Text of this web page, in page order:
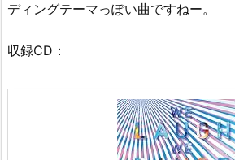
ディングテーマっぽい曲ですねー。
収録CD：